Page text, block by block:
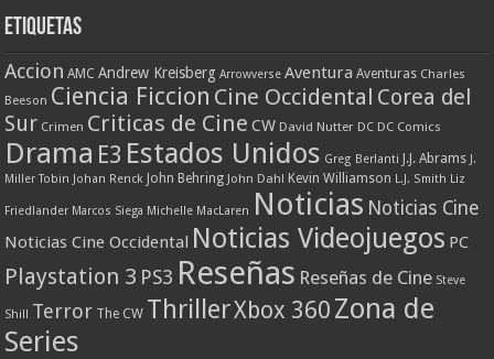
Etiquetas
Accion AMC Andrew Kreisberg Arrowverse Aventura Aventuras Charles
Beeson Ciencia Ficcion Cine Occidental Corea del
Sur Crimen Criticas de Cine CW David Nutter DC DC Comics
Drama E3 Estados Unidos Greg Berlanti J.J. Abrams J.
Miller Tobin Johan Renck John Behring John Dahl Kevin Williamson L.J. Smith Liz
Friedlander Marcos Siega Michelle MacLaren Noticias Noticias Cine
Noticias Cine Occidental Noticias Videojuegos PC
Playstation 3 PS3 Reseñas Reseñas de Cine Steve
Shill Terror The CW ThrillerXbox 360 Zona de
Series